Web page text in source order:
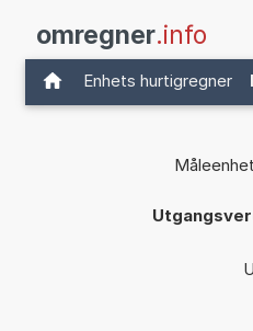
omregner.info
Enhets hurtigregner